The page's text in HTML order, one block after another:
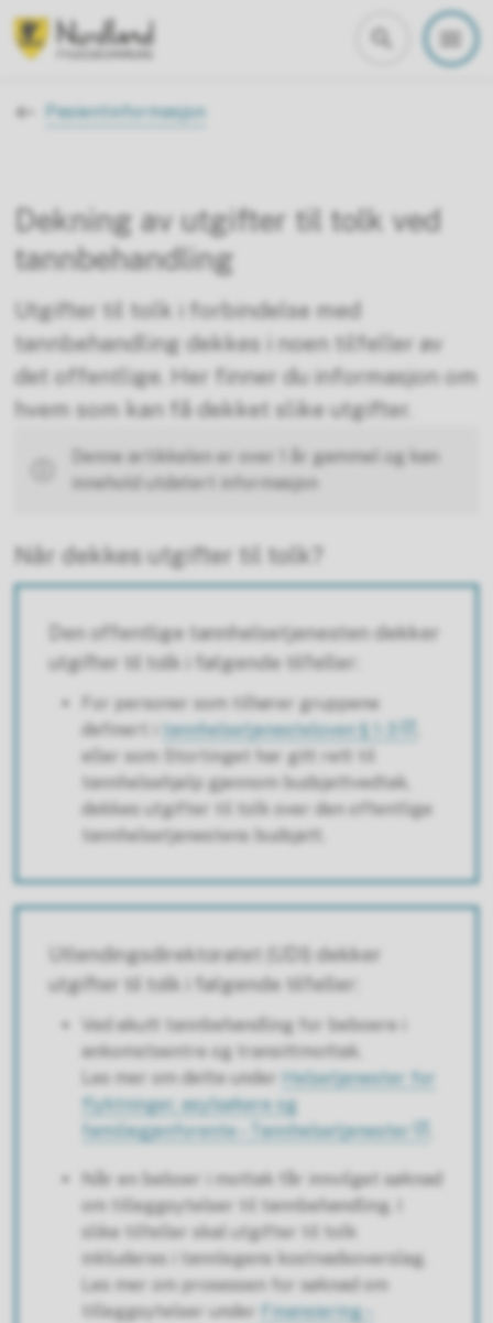
Du er her:
Pasientinformasjon
Dekning av utgifter til tolk ved
tannbehandling
Utgifter til tolk i forbindelse med
tannbehandling dekkes i noen tilfeller av
det offentlige. Her finner du informasjon om
hvem som kan få dekket slike utgifter.
Denne artikkelen er over 1 år gammel og kan
innehold utdatert informasjon
Når dekkes utgifter til tolk?
Den offentlige tannhelsetjenesten dekker
utgifter til tolk i følgende tilfeller:
For personer som tilhører gruppene
definert i
tannhelsetjenesteloven § 1-3
eller som Stortinget har gitt rett til
tannhelsehjelp gjennom budsjettvedtak,
dekkes utgifter til tolk over den offentlige
tannhelsetjenestens budsjett.
Utlendingsdirektoratet (UDI) dekker
utgifter til tolk i følgende tilfeller:
Ved akutt tannbehandling for beboere i
ankomstsentre og transittmottak.
Les mer om dette under
Helsetjenester for
flyktninger, asylsøkere og
familiegjenforente – Tannhelsetjenester
Når en beboer i mottak får innvilget søknad
om tilleggsytelser til tannbehandling. I
slike tilfeller skal utgifter til tolk
inkluderes i tannlegens kostnadsoverslag.
Les mer om prosessen for søknad om
tilleggsytelser under
Finansiering –